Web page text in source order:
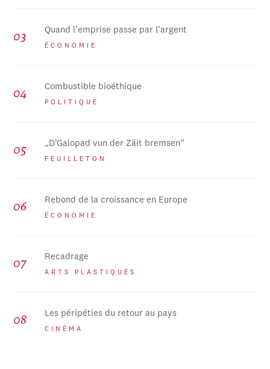
Quand l’emprise passe par l’argent
ÉCONOMIE
Combustible bioéthique
POLITIQUE
„D’Galopad vun der Zäit bremsen“
FEUILLETON
Rebond de la croissance en Europe
ÉCONOMIE
Recadrage
ARTS PLASTIQUES
Les péripéties du retour au pays
CINÉMA